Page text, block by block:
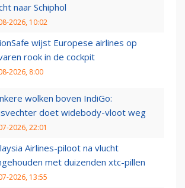
naar Schiphol
2026, 10:02
wijst Europese airlines op
rook in de cockpit
2026, 8:00
wolken boven IndiGo:
doet widebody-vloot weg
2026, 22:01
Airlines-piloot na vlucht
met duizenden xtc-pillen
2026, 13:55